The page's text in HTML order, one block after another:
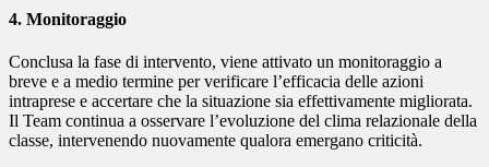
4. Monitoraggio
Conclusa la fase di intervento, viene attivato un monitoraggio a
breve e a medio termine per verificare l’efficacia delle azioni
intraprese e accertare che la situazione sia effettivamente migliorata.
Il Team continua a osservare l’evoluzione del clima relazionale della
classe, intervenendo nuovamente qualora emergano criticità.